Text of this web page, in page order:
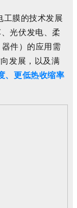
工膜的技术发展
光伏发电、柔
件）的应用需
发展，以及满
、更低热收缩率